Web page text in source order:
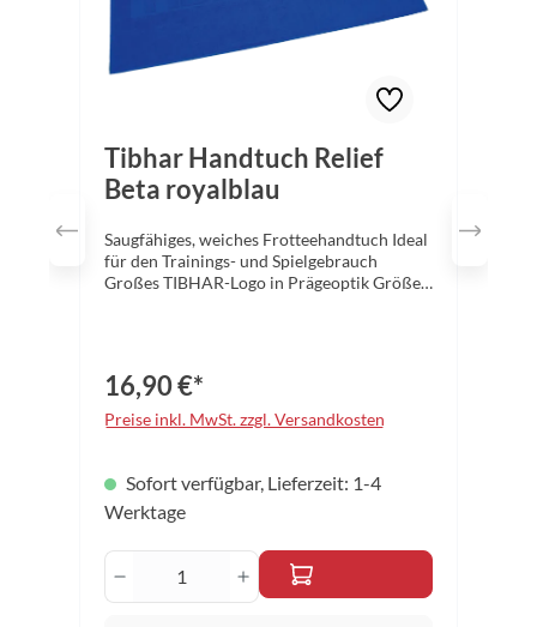
Tibhar Handtuch Relief
Beta royalblau
Saugfähiges, weiches Frotteehandtuch Ideal
für den Trainings- und Spielgebrauch
Großes TIBHAR-Logo in Prägeoptik Größe:
16,90 €*
Preise inkl. MwSt. zzgl. Versandkosten
Sofort verfügbar, Lieferzeit: 1-4
Werktage
Produkt Anzahl: Gib den